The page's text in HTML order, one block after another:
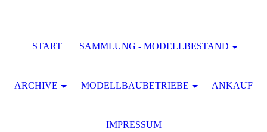
START SAMMLUNG - MODELLBESTAND
ARCHIVE MODELLBAUBETRIEBE ANKAUF
IMPRESSUM